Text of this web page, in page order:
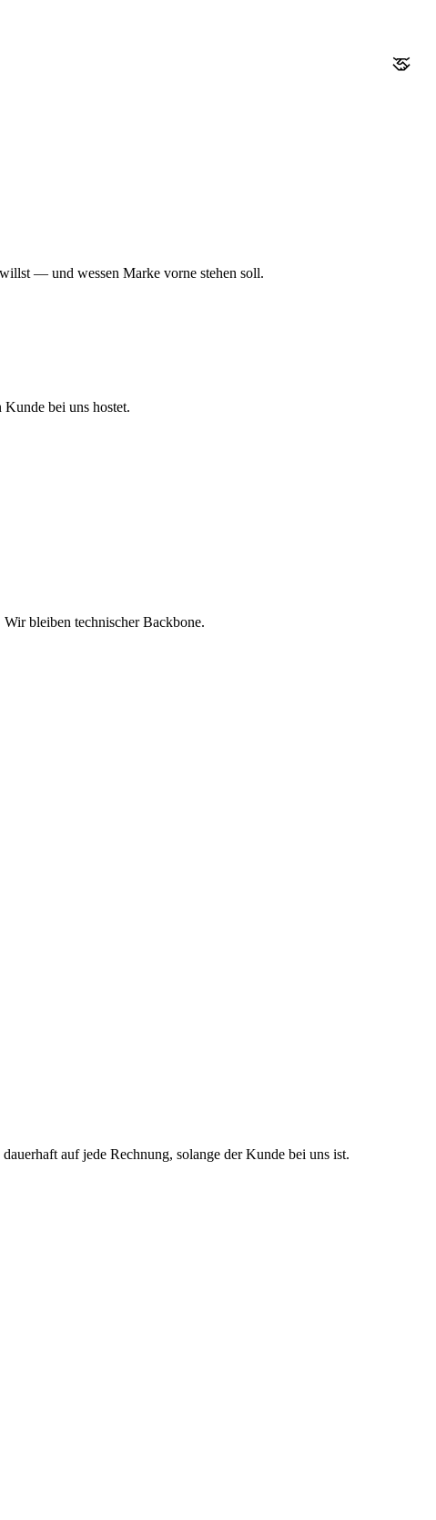
— und wessen Marke vorne stehen soll.
bei uns hostet.
bleiben technischer Backbone.
auf jede Rechnung, solange der Kunde bei uns ist.